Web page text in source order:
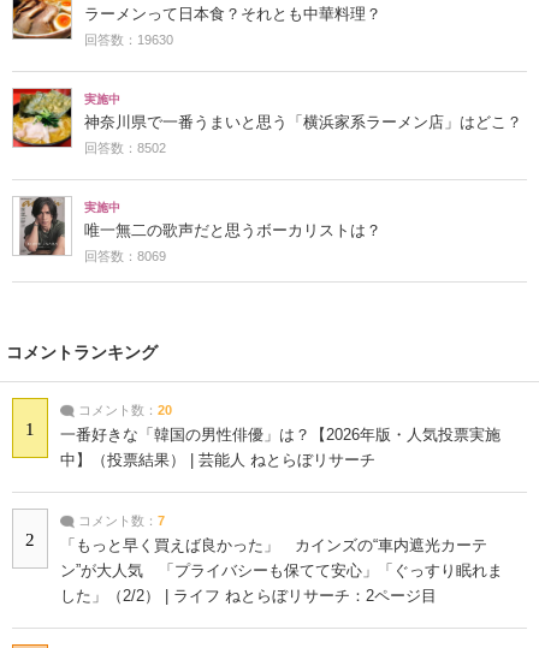
ラーメンって日本食？それとも中華料理？
回答数：19630
実施中
神奈川県で一番うまいと思う「横浜家系ラーメン店」はどこ？
回答数：8502
実施中
唯一無二の歌声だと思うボーカリストは？
回答数：8069
コメントランキング
1
コメント数： 20
一番好きな「韓国の男性俳優」は？【2026年版・人気投票実施
中】（投票結果） | 芸能人 ねとらぼリサーチ
2
コメント数： 7
「もっと早く買えば良かった」 カインズの“車内遮光カーテ
ン”が大人気 「プライバシーも保てて安心」「ぐっすり眠れま
した」（2/2） | ライフ ねとらぼリサーチ：2ページ目